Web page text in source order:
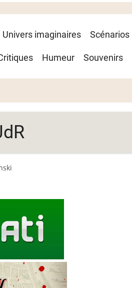
Univers imaginaires Scénarios
Humeur Souvenirs